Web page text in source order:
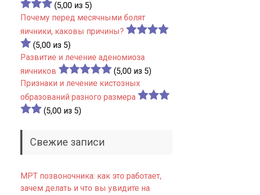
(5,00 из 5)
Почему перед месячными болят
яичники, каковы причины?
(5,00 из 5)
Развитие и лечение аденомиоза
яичников
(5,00 из 5)
Признаки и лечение кистозных
образований разного размера
(5,00 из 5)
Свежие записи
МРТ позвоночника: как это работает,
зачем делать и что вы увидите на